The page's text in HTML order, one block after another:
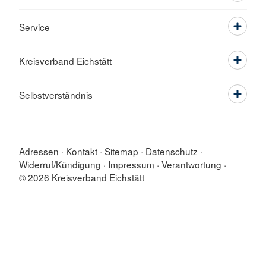
Service
Kreisverband Eichstätt
Selbstverständnis
Adressen Kontakt Sitemap
Datenschutz
Widerruf/Kündigung
Impressum Verantwortung
© 2026 Kreisverband Eichstätt